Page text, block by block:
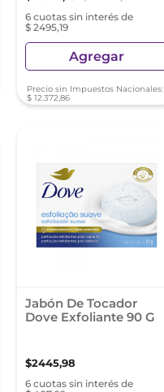
6 cuotas sin interés de
$ 2495,19
Agregar
Precio sin Impuestos Nacionales:
$ 12.372,86
Jabón De Tocador
Dove Exfoliante 90 G
$2445,98
6 cuotas sin interés de